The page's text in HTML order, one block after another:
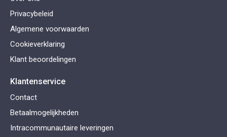
Privacybeleid
Algemene voorwaarden
Cookieverklaring
Klant beoordelingen
Klantenservice
Contact
Betaalmogelijkheden
Intracommunautaire leveringen